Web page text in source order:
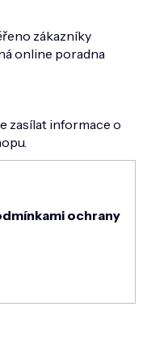
zákazníky
online poradna
zasílat informace o
ochrany